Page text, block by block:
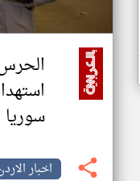
سوريا
اخبار